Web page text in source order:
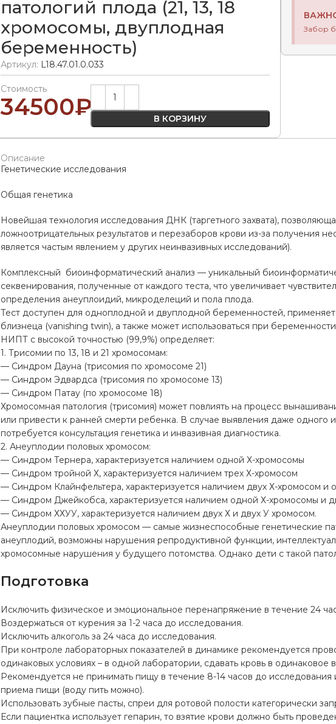
патологий плода (21, 13, 18
хромосомы, двуплодная
беременность)
Артикул: L18.47.01.0.033
Стоимость
34500₽ В КОРЗИНУ
Alternative:
Забор
Описание
Генетические исследования
Общая генетика
Новейшая технология исследования ДНК (таргетного захвата),
ложноотрицательных результатов и перезаборов крови из-за получения
является частым явлением у других неинвазивных исследований).
Комплексный биоинформатический анализ — уникальный
секвенирования, полученные от каждого теста, что увеличивает
определения анеуплоидий, микроделеций и пола плода.
Тест доступен для одноплодной и двуплодной беременностей,
близнеца (vanishing twin), а также может использоваться при
НИПТ с высокой точностью (99,9%) определяет:
1. Трисомии по 13, 18 и 21 хромосомам:
— Синдром Дауна (трисомия по хромосоме 21)
— Синдром Эдвардса (трисомия по хромосоме 13)
— Синдром Патау (по хромосоме 18)
Хромосомная патология (трисомия) может повлиять на процесс
или привести к ранней смерти ребенка. В случае выявления даже одного
потребуется консультация генетика и инвазивная диагностика.
2. Анеуплодии половых хромосом:
— Синдром Тернера, характеризуется наличием одной Х-хромосомы
— Синдром тройной Х, характеризуется наличием трех Х-хромосом
— Синдром Клайнфельтера, характеризуется наличием двух Х-хромосом и
— Синдром Джейкобса, характеризуется наличием одной Х-хромосомы и
— Синдром ХХУУ, характеризуется наличием двух Х и двух У хромосом.
Анеуплодии половых хромосом — самые жизнеспособные генетические
анеуплодий, возможны нарушения репродуктивной функции,
хромосомные нарушения у будущего потомства. Однако дети с такой
Подготовка
Исключить физическое и эмоциональное перенапряжение в течение 24
Воздержаться от курения за 1-2 часа до исследования.
Исключить алкоголь за 24 часа до исследования.
При контроле лабораторных показателей в динамике рекомендуется
одинаковых условиях – в одной лаборатории, сдавать кровь в одинаковое
Рекомендуется не принимать пищу в течение 8-14 часов до исследования
приема пищи (воду пить можно).
Использовать зубные пасты, спреи для ротовой полости категорически
Если пациентка использует гепарин, то взятие крови должно быть